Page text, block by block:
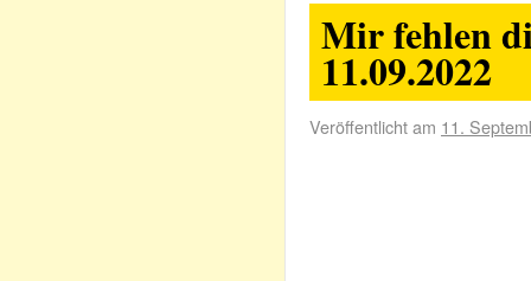
Mir fehlen
11.09.2022
Veröffentlicht am 11.